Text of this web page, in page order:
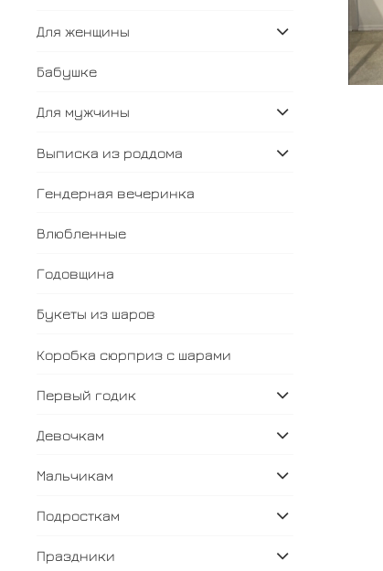
Для женщины
Бабушке
Для мужчины
Выписка из роддома
Гендерная вечеринка
Влюбленные
Годовщина
Букеты из шаров
Коробка сюрприз с шарами
Первый годик
Девочкам
Мальчикам
Подросткам
Праздники